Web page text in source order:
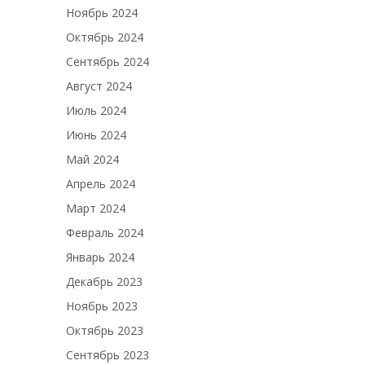
Ноябрь 2024
Октябрь 2024
Сентябрь 2024
Август 2024
Июль 2024
Июнь 2024
Май 2024
Апрель 2024
Март 2024
Февраль 2024
Январь 2024
Декабрь 2023
Ноябрь 2023
Октябрь 2023
Сентябрь 2023